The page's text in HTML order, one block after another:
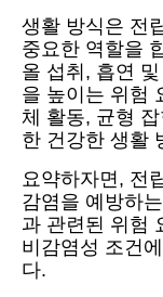
생활 방식은 전
중요한 역할을
올 섭취, 흡연
을 높이는 위험
체 활동, 균형
한 건강한 생활
요약하자면, 전
감염을 예방하
과 관련된 위험
비감염성 조건
다.